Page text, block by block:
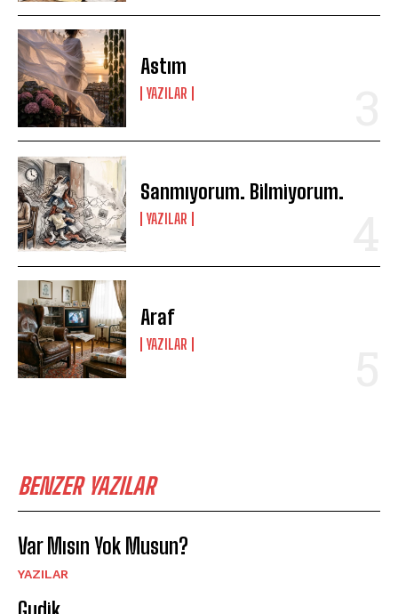
Astım
YAZILAR
Sanmıyorum. Bilmiyorum.
YAZILAR
Araf
YAZILAR
BENZER YAZILAR
Var Mısın Yok Musun?
YAZILAR